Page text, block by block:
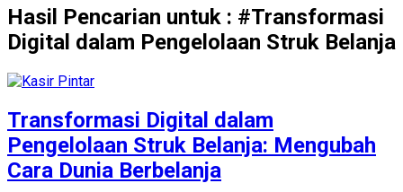
Hasil Pencarian untuk : #Transformasi
Digital dalam Pengelolaan Struk Belanja
Transformasi Digital dalam
Pengelolaan Struk Belanja: Mengubah
Cara Dunia Berbelanja